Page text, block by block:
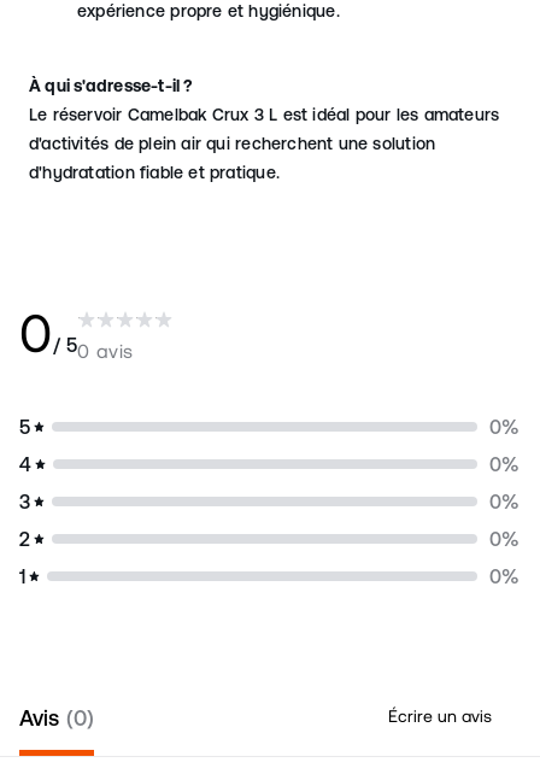
expérience propre et hygiénique.
À qui s'adresse-t-il ?
Le réservoir Camelbak Crux 3 L est idéal pour les amateurs
d'activités de plein air qui recherchent une solution
d'hydratation fiable et pratique.
0/ 50 avis
5 0%
4
0%
3
0%
2
0%
1
0%
Écrire un avis
Avis 0